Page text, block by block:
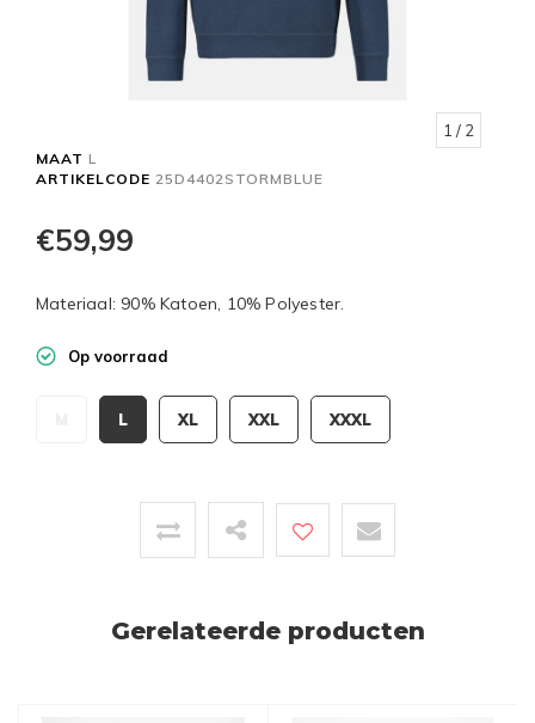
1 / 2
MAAT L
ARTIKELCODE 25D4402STORMBLUE
€59,99
Materiaal: 90% Katoen, 10% Polyester.
Op voorraad
L XL XXL XXXL
Gerelateerde producten